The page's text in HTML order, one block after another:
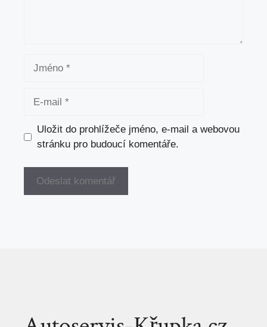
Jméno
Uložit do prohlížeče jméno, e-mail a webovou
stránku pro budoucí komentáře.